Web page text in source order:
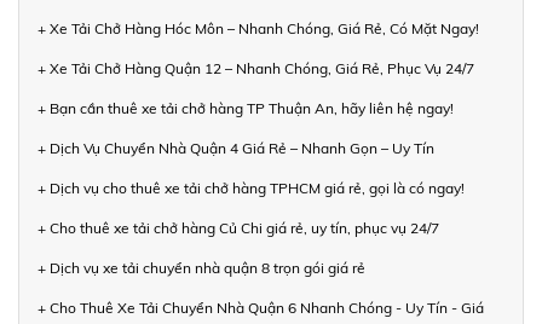
+ Xe Tải Chở Hàng Hóc Môn – Nhanh Chóng, Giá Rẻ, Có Mặt Ngay!
+ Xe Tải Chở Hàng Quận 12 – Nhanh Chóng, Giá Rẻ, Phục Vụ 24/7
+ Bạn cần thuê xe tải chở hàng TP Thuận An, hãy liên hệ ngay!
+ Dịch Vụ Chuyển Nhà Quận 4 Giá Rẻ – Nhanh Gọn – Uy Tín
+ Dịch vụ cho thuê xe tải chở hàng TPHCM giá rẻ, gọi là có ngay!
+ Cho thuê xe tải chở hàng Củ Chi giá rẻ, uy tín, phục vụ 24/7
+ Dịch vụ xe tải chuyển nhà quận 8 trọn gói giá rẻ
+ Cho Thuê Xe Tải Chuyển Nhà Quận 6 Nhanh Chóng - Uy Tín - Giá